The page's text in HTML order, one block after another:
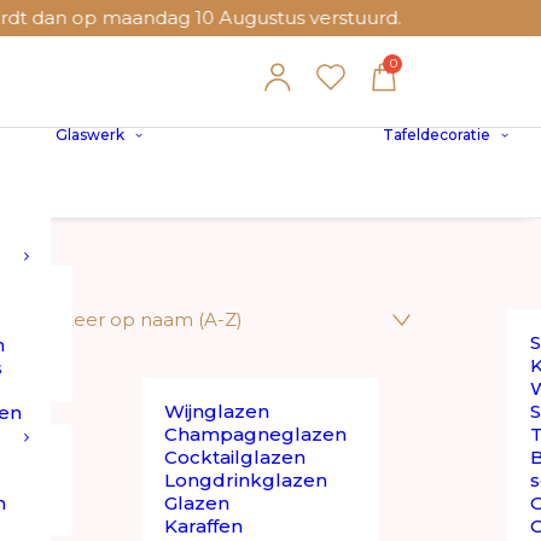
dan op maandag 10 Augustus verstuurd.
Glaswerk
Wijnglazen
Champagneglazen
Cocktailglazen
Longdrinkglazen
Glazen
Karaffen
Tafeldecoratie